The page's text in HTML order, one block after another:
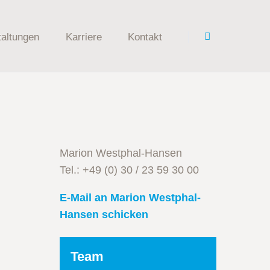
Sicherungen
Karriere Kontakt
Marion Westphal-Hansen
Tel.: +49 (0) 30 / 23 59 30 00
E-Mail an Marion Westphal-
Hansen schicken
Navigation
Team